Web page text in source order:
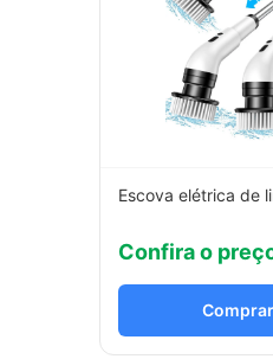
Escova elétrica de
Confira o